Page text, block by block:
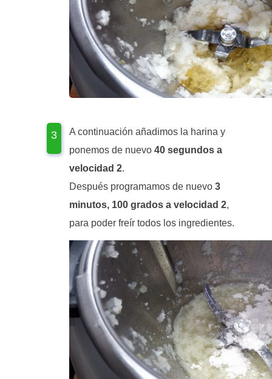
A continuación añadimos la harina y
ponemos de nuevo 40 segundos a
velocidad 2.
Después programamos de nuevo 3
minutos, 100 grados a velocidad 2,
para poder freír todos los ingredientes.